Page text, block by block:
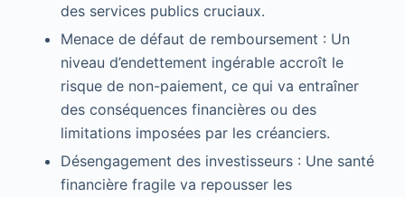
des services publics cruciaux.
Menace de défaut de remboursement : Un
niveau d’endettement ingérable accroît le
risque de non-paiement, ce qui va entraîner
des conséquences financières ou des
limitations imposées par les créanciers.
Désengagement des investisseurs : Une santé
financière fragile va repousser les